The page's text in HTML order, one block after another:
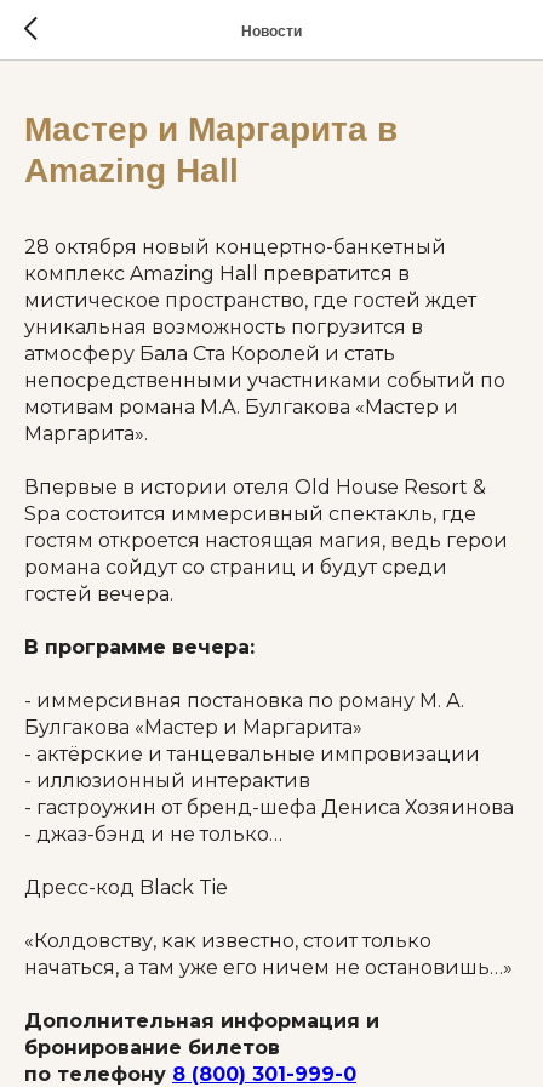
Новости
Мастер и Маргарита в
Amazing Hall
28 октября новый концертно-банкетный
комплекс Amazing Hall превратится в
мистическое пространство, где гостей ждет
уникальная возможность погрузится в
атмосферу Бала Ста Королей и стать
непосредственными участниками событий по
мотивам романа М.А. Булгакова «Мастер и
Маргарита».
Впервые в истории отеля Old House Resort &
Spa состоится иммерсивный спектакль, где
гостям откроется настоящая магия, ведь герои
романа сойдут со страниц и будут среди
гостей вечера.
В программе вечера:
- иммерсивная постановка по роману М. А.
Булгакова «Мастер и Маргарита»
- актёрские и танцевальные импровизации
- иллюзионный интерактив
- гастроужин от бренд-шефа Дениса Хозяинова
- джаз-бэнд и не только…
Дресс-код Black Tie
«Колдовству, как известно, стоит только
начаться, а там уже его ничем не остановишь…»
Дополнительная информация и
бронирование билетов
по телефону 8 (800) 301-999-0